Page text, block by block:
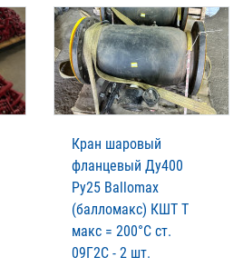
Кран шаровый
фланцевый Ду400
Ру25 Ballomax
(балломакс) КШТ Т
макс = 200°С ст.
09Г2С - 2 шт.